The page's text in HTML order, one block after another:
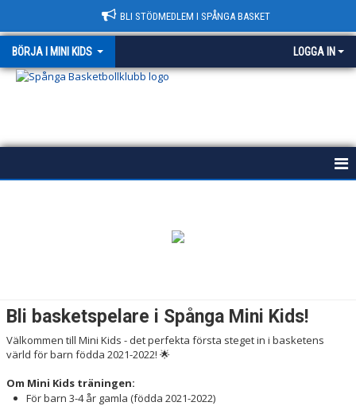
BLI STÖDMEDLEM I SPÅNGA BASKET
BÖRJA I MINI KIDS LOGGA IN
Bli basketspelare i Spånga Mini Kids!
Välkommen till Mini Kids - det perfekta första steget in i basketens
värld för barn födda 2021-2022! 🌟
Om Mini Kids träningen:
För barn 3-4 år gamla (födda 2021-2022)